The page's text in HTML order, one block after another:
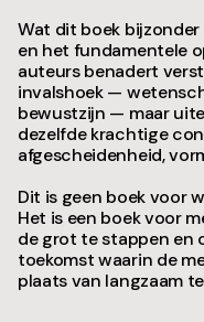
Wat dit boek bijzonder
en het fundamentele
auteurs benadert
invalshoek —
bewustzijn — maar
dezelfde krachtige
afgescheidenheid,
Dit is geen boek voor
Het is een boek voor
de grot te stappen en
toekomst waarin de
plaats van langzaam